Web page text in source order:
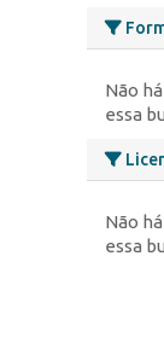
Não
essa
Não
essa